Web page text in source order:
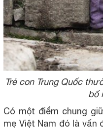
Trẻ con Trung Quốc
bố
Có một điểm chung
mẹ Việt Nam đó là vấn